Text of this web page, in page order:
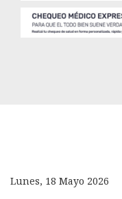
Lunes, 18 Mayo 2026